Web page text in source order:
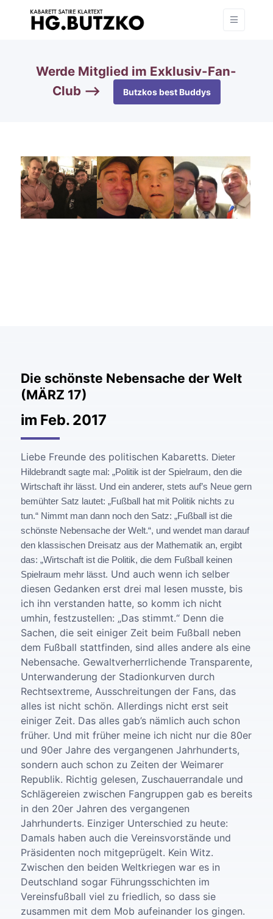
Werde Mitglied im Exklusiv-Fan-
Club —>
Butzkos best Buddys
Die schönste Nebensache der Welt
(MÄRZ 17)
im Feb. 2017
Liebe Freunde des politischen Kabaretts. Dieter
Hildebrandt sagte mal: „Politik ist der Spielraum, den die
Wirtschaft ihr lässt. Und ein anderer, stets auf’s Neue gern
bemühter Satz lautet: „Fußball hat mit Politik nichts zu
tun.“ Nimmt man dann noch den Satz: „Fußball ist die
schönste Nebensache der Welt.“, und wendet man darauf
den klassischen Dreisatz aus der Mathematik an, ergibt
das: „Wirtschaft ist die Politik, die dem Fußball keinen
Spielraum mehr lässt. Und auch wenn ich selber
diesen Gedanken erst drei mal lesen musste, bis
ich ihn verstanden hatte, so komm ich nicht
umhin, festzustellen: „Das stimmt.“ Denn die
Sachen, die seit einiger Zeit beim Fußball neben
dem Fußball stattfinden, sind alles andere als eine
Nebensache. Gewaltverherrlichende Transparente,
Unterwanderung der Stadionkurven durch
Rechtsextreme, Ausschreitungen der Fans, das
alles ist nicht schön. Allerdings nicht erst seit
einiger Zeit. Das alles gab’s nämlich auch schon
früher. Und mit früher meine ich nicht nur die 80er
und 90er Jahre des vergangenen Jahrhunderts,
sondern auch schon zu Zeiten der Weimarer
Republik. Richtig gelesen, Zuschauerrandale und
Schlägereien zwischen Fangruppen gab es bereits
in den 20er Jahren des vergangenen
Jahrhunderts. Einziger Unterschied zu heute:
Damals haben auch die Vereinsvorstände und
Präsidenten noch mitgeprügelt. Kein Witz.
Zwischen den beiden Weltkriegen war es in
Deutschland sogar Führungsschichten im
Vereinsfußball viel zu friedlich, so dass sie
zusammen mit dem Mob aufeinander los gingen.